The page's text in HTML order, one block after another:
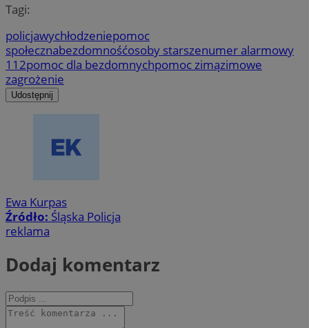
Tagi:
policjawychłodzeniepomoc
społecznabezdomnośćosoby starszenumer alarmowy
112pomoc dla bezdomnychpomoc zimązimowe
zagrożenie
Udostępnij
Ewa Kurpas
Źródło: Śląska Policja
reklama
Dodaj komentarz